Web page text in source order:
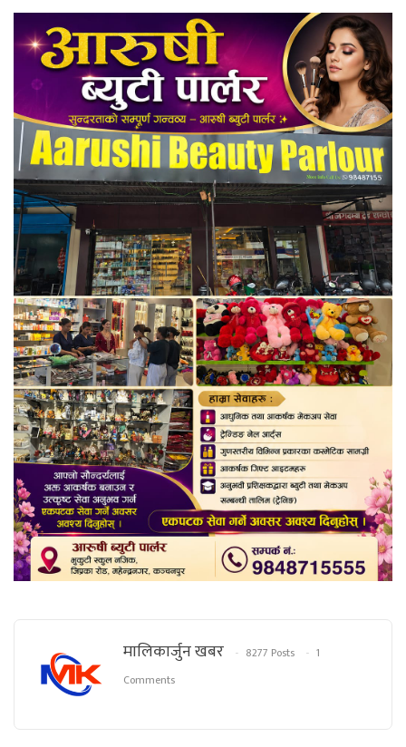
मालिकार्जुन खबर 8277 Posts
1
Comments